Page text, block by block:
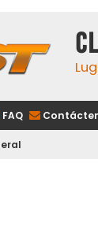
FAQ